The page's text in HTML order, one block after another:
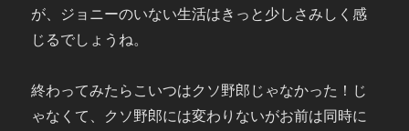
が、ジョニーのいない生活はきっと少しさみしく感
じるでしょうね。
終わってみたらこいつはクソ野郎じゃなかった！じ
ゃなくて、クソ野郎には変わりないがお前は同時に